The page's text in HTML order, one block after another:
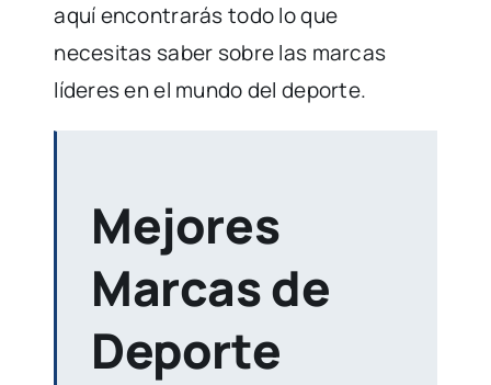
aquí encontrarás todo lo que
necesitas saber sobre las marcas
líderes en el mundo del deporte.
Mejores
Marcas de
Deporte